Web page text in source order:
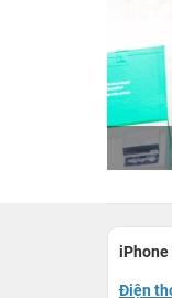
iPhone
Điện